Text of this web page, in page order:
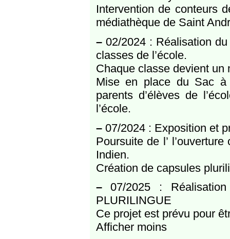
Intervention de conteurs
médiathèque de Saint
–02/2024 : Réalisation
classes de l’école.
Chaque classe devient un
Mise en place du Sac à
parents d’élèves de
l’école.
–07/2024 : Exposition et
Poursuite de l’
Indien.
Création de capsules
–07/2025 :
PLURILINGUE
Ce projet est prévu pour
Afficher moins